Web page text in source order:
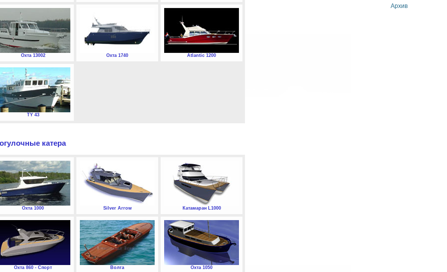
Архив
Охта 13002 Охта 1740 Atlantic 1200
TY 43
катера
Охта 1000 Silver Arrow Катамаран L1000
Охта 860 - Спорт Волга Охта 1050